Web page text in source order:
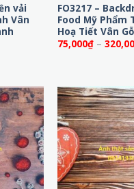
vải
Vân
FO3217 –
Food Mỹ Phẩm
Hoạ Tiết Vân
75,000₫ –